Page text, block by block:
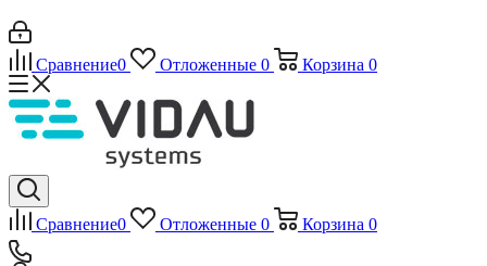
Сравнение0 Отложенные 0 Корзина 0
Сравнение0 Отложенные 0 Корзина 0